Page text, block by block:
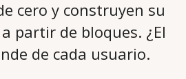
cero y construyen su
partir de bloques. ¿El
de cada usuario.